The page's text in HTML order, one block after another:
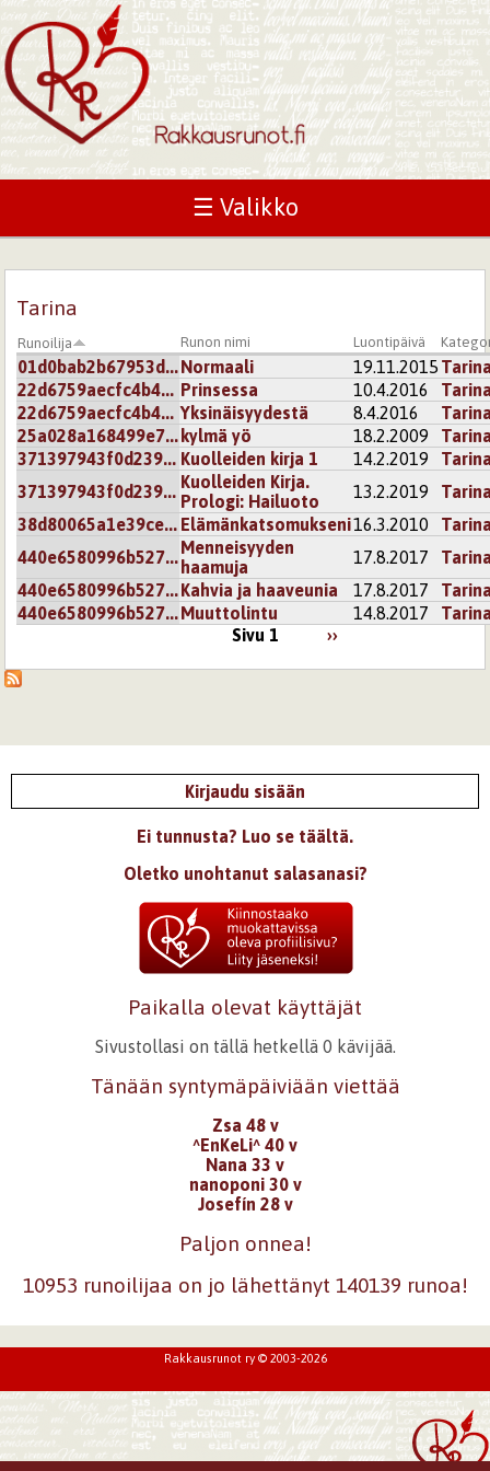
☰ Valikko
Tarina
Runoilija Runon nimi Luontipäivä
01d0bab2b67953d...Normaali 19.11.2015
22d6759aecfc4b4... Prinsessa 10.4.2016
22d6759aecfc4b4... Yksinäisyydestä 8.4.2016
25a028a168499e7... kylmä yö 18.2.2009
371397943f0d239... Kuolleiden kirja 1 14.2.2019
371397943f0d239... Kuolleiden Kirja.
Prologi: Hailuoto
13.2.2019
38d80065a1e39ce... Elämänkatsomukseni16.3.2010
440e6580996b527... Menneisyyden
haamuja
17.8.2017
440e6580996b527...Kahvia ja haaveunia 17.8.2017
440e6580996b527... Muuttolintu 14.8.2017
Sivu 1
››
Kirjaudu sisään
Ei tunnusta? Luo se täältä.
Oletko unohtanut salasanasi?
Paikalla olevat käyttäjät
Sivustollasi on tällä hetkellä 0 kävijää.
Tänään syntymäpäiviään viettää
Zsa 48 v
^EnKeLi^ 40 v
Nana 33 v
nanoponi 30 v
Josefín 28 v
Paljon onnea!
10953 runoilijaa on jo lähettänyt 140139 runoa!
Rakkausrunot ry © 2003-2026